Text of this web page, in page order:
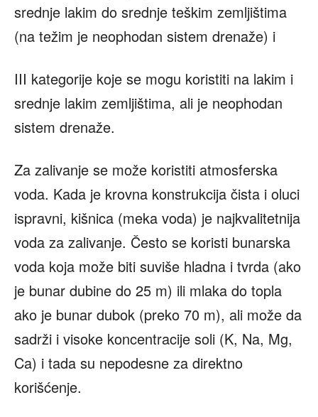
srednje lakim do srednje teškim zemljištima
(na težim je neophodan sistem drenaže) i
III kategorije koje se mogu koristiti na lakim i
srednje lakim zemljištima, ali je neophodan
sistem drenaže.
Za zalivanje se može koristiti atmosferska
voda. Kada je krovna konstrukcija čista i oluci
ispravni, kišnica (meka voda) je najkvalitetnija
voda za zalivanje. Često se koristi bunarska
voda koja može biti suviše hladna i tvrda (ako
je bunar dubine do 25 m) ili mlaka do topla
ako je bunar dubok (preko 70 m), ali može da
sadrži i visoke koncentracije soli (K, Na, Mg,
Ca) i tada su nepodesne za direktno
korišćenje.